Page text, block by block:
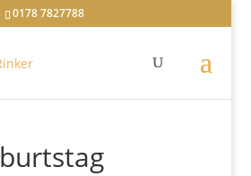
0178 7827788